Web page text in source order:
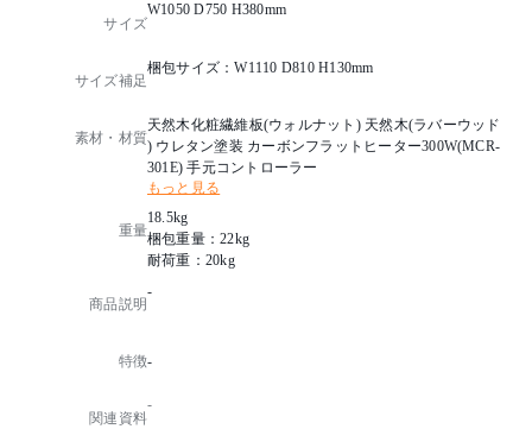
サイズ
W1050 D750 H380mm
サイズ補足
梱包サイズ：W1110 D810 H130mm
素材・材質
天然木化粧繊維板(ウォルナット) 天然木(ラバーウッド
) ウレタン塗装 カーボンフラットヒーター300W(MCR-
301E) 手元コントローラー
もっと見る
重量
18.5kg
梱包重量：22kg
耐荷重：20kg
商品説明
-
特徴-
関連資料
-